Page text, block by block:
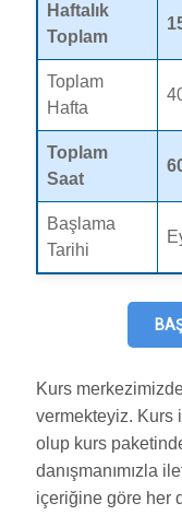
Haftalık
Toplam
Toplam
Hafta
Toplam
Saat
Başlama
Tarihi
Kurs
vermekteyiz. Kurs
olup kurs
danışmanımızla
içeriğine göre her